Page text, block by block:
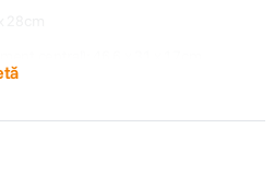
central): 46.6 x 31 x 17cm
x 31 x 17cm
4cm